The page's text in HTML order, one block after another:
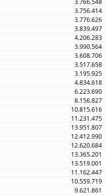
3.766.548
3.756.414
3.776.626
3.839.497
4.206.283
3.990.564
3.608.706
3.517.658
3.195.925
4.834.618
6.223.690
8.156.827
10.815.616
11.231.475
13.951.807
12.412.990
12.620.684
13.365.201
13.519.001
11.162.447
10.559.719
9.621.861